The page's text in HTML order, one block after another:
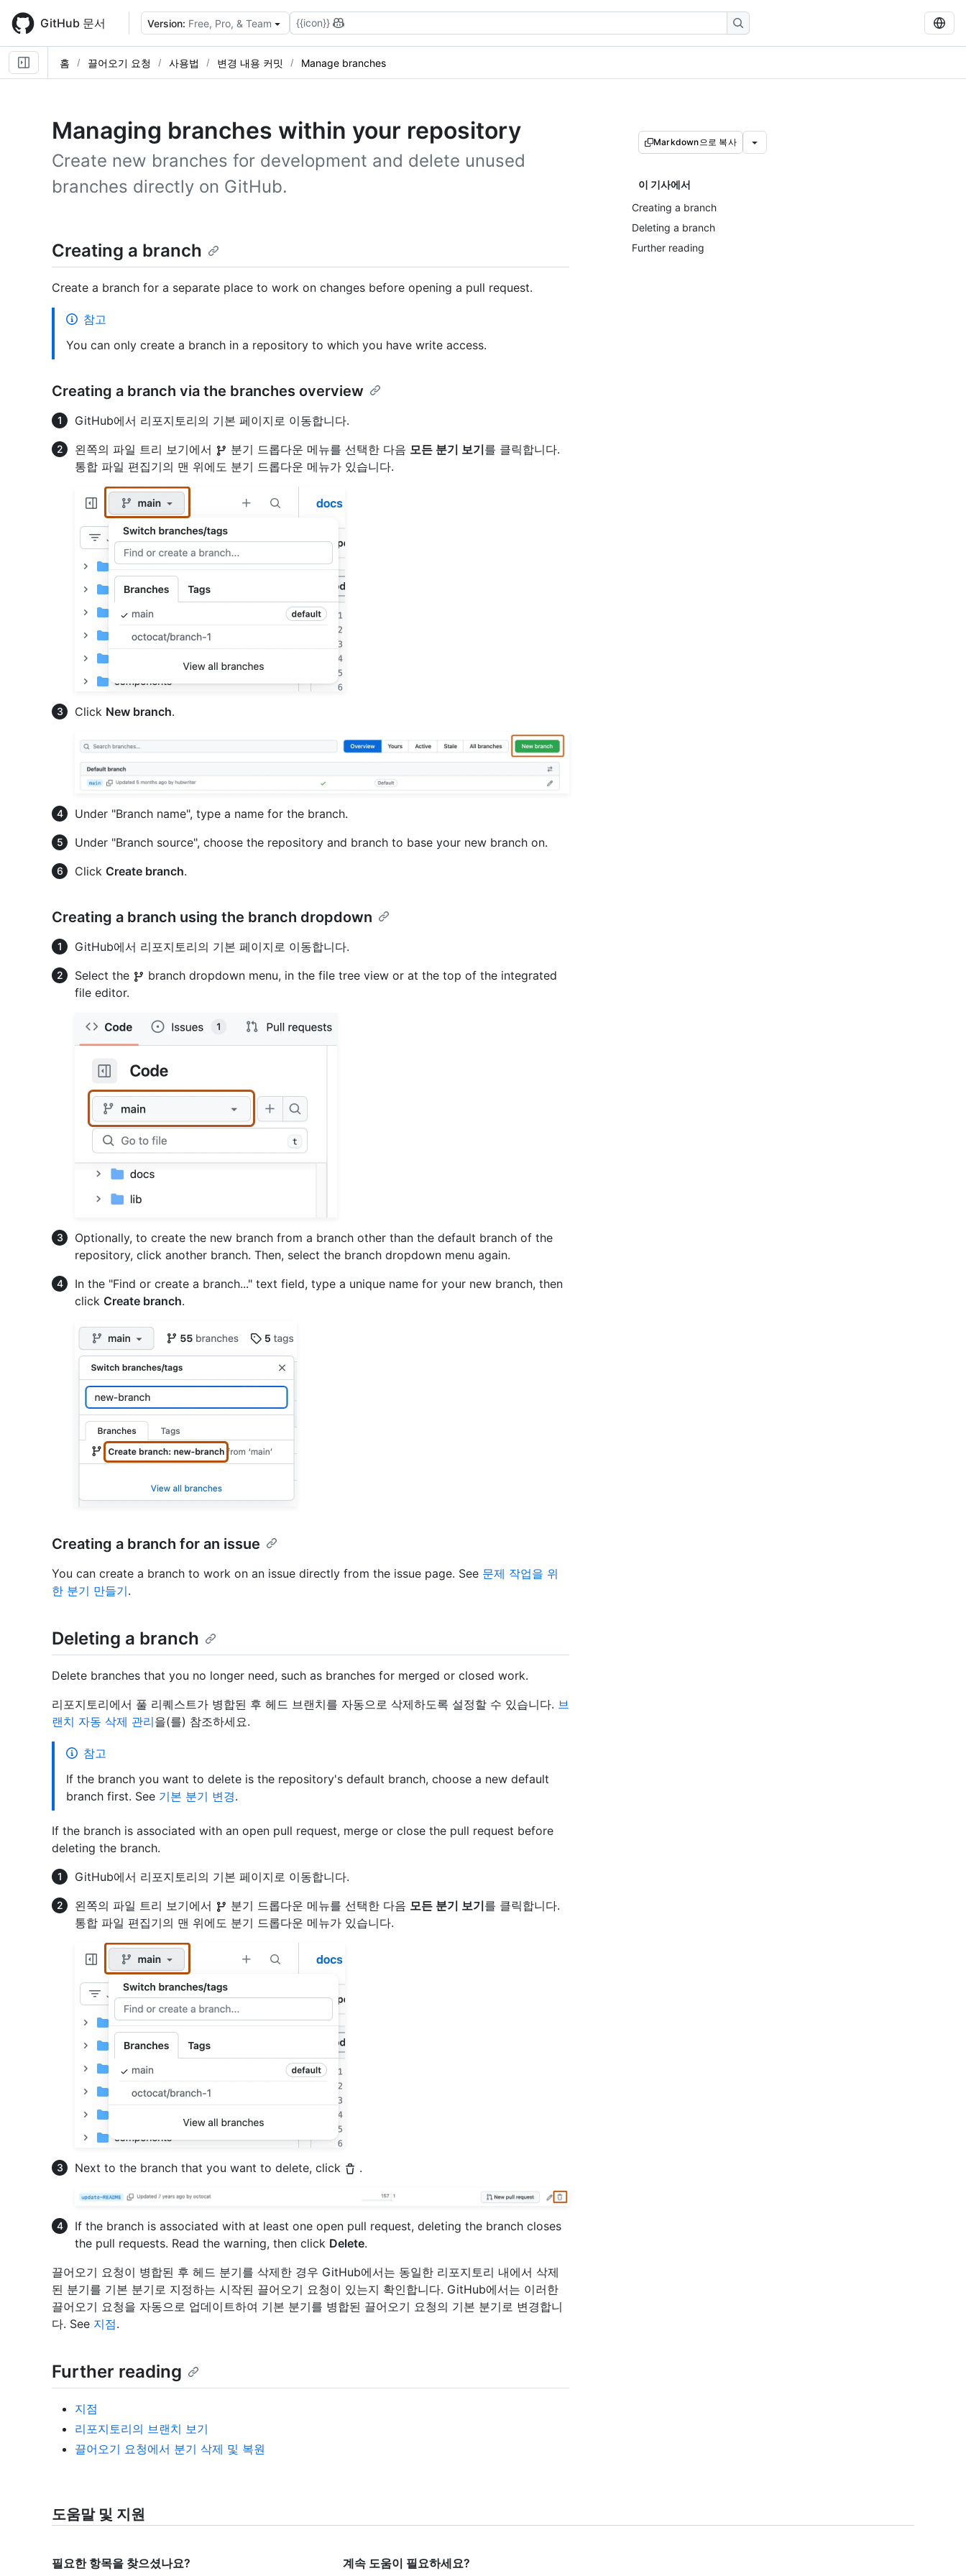
main
content
GitHub 문서 Version: Free, Pro, & Team {{icon}}
홈 끌어오기 요청 사용법 변경 내용 커밋 Manage branches
Managing branches within your repository
Create new branches for development and delete unused
branches directly on GitHub.
Markdown으로 복사
이 기사에서
Creating a branch
Deleting a branch
Further reading
Creating a branch
Create a branch for a separate place to work on changes before opening a pull request.
참고
You can only create a branch in a repository to which you have write access.
Creating a branch via the branches overview
GitHub에서 리포지토리의 기본 페이지로 이동합니다.
왼쪽의 파일 트리 보기에서
분기 드롭다운 메뉴를 선택한 다음 모든 분기 보기를 클릭합니다.
통합 파일 편집기의 맨 위에도 분기 드롭다운 메뉴가 있습니다.
Click New branch.
Under "Branch name", type a name for the branch.
Under "Branch source", choose the repository and branch to base your new branch on.
Click Create branch.
Creating a branch using the branch dropdown
GitHub에서 리포지토리의 기본 페이지로 이동합니다.
Select the
branch dropdown menu, in the file tree view or at the top of the integrated
file editor.
Optionally, to create the new branch from a branch other than the default branch of the
repository, click another branch. Then, select the branch dropdown menu again.
In the "Find or create a branch..." text field, type a unique name for your new branch, then
click Create branch.
Creating a branch for an issue
You can create a branch to work on an issue directly from the issue page. See 문제 작업을 위
한 분기 만들기.
Deleting a branch
Delete branches that you no longer need, such as branches for merged or closed work.
리포지토리에서 풀 리퀘스트가 병합된 후 헤드 브랜치를 자동으로 삭제하도록 설정할 수 있습니다. 브
랜치 자동 삭제 관리을(를) 참조하세요.
참고
If the branch you want to delete is the repository's default branch, choose a new default
branch first. See 기본 분기 변경.
If the branch is associated with an open pull request, merge or close the pull request before
deleting the branch.
GitHub에서 리포지토리의 기본 페이지로 이동합니다.
왼쪽의 파일 트리 보기에서
분기 드롭다운 메뉴를 선택한 다음 모든 분기 보기를 클릭합니다.
통합 파일 편집기의 맨 위에도 분기 드롭다운 메뉴가 있습니다.
Next to the branch that you want to delete, click .
If the branch is associated with at least one open pull request, deleting the branch closes
the pull requests. Read the warning, then click Delete.
끌어오기 요청이 병합된 후 헤드 분기를 삭제한 경우 GitHub에서는 동일한 리포지토리 내에서 삭제
된 분기를 기본 분기로 지정하는 시작된 끌어오기 요청이 있는지 확인합니다. GitHub에서는 이러한
끌어오기 요청을 자동으로 업데이트하여 기본 분기를 병합된 끌어오기 요청의 기본 분기로 변경합니
다. See 지점.
Further reading
지점
리포지토리의 브랜치 보기
끌어오기 요청에서 분기 삭제 및 복원
도움말 및 지원
필요한 항목을 찾으셨나요? 계속 도움이 필요하세요?